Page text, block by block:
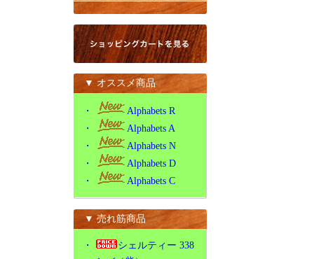
▼ オススメ商品
・
Alphabets R
・
Alphabets A
・
Alphabets N
・
Alphabets D
・
Alphabets C
▼ 売れ筋商品
・
シェルティー 338